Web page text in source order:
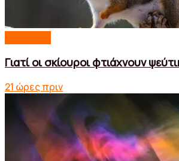
Γιατί οι σκίουροι φτιάχνουν
21 ώρες πριν